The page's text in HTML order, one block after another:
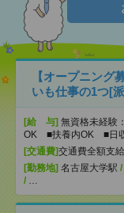
【オープニング
いも仕事の1つ[
[給 与] 無資格未経験
OK ■扶養内OK ■日
[交通費]交通費全額支給
[勤務地] 名古屋大学駅 /
/ …